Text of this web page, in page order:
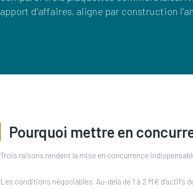
apport d'affaires, aligne par construction
Pourquoi mettre en
Trois raisons rendent la mise en concurrence
Les conditions négociables. Au-delà de 1 à 2 M€